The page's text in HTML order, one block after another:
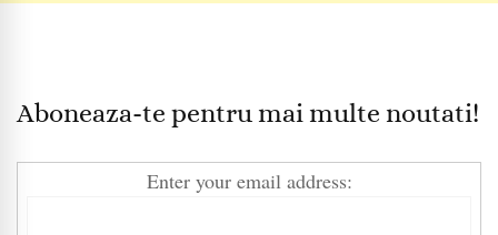
Aboneaza-te pentru mai multe noutati!
Enter your email address: